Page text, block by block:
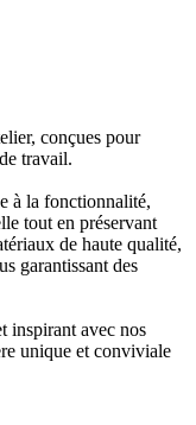
conçues pour
travail.
à la fonctionnalité,
tout en préservant
de haute qualité,
garantissant des
inspirant avec nos
unique et conviviale